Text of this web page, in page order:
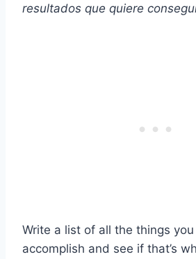
resultados que quiere
Write a list of all the things
accomplish and see if that’s